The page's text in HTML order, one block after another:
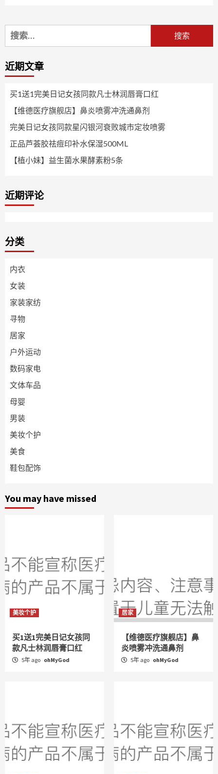
搜
索：
近期文章
买1送1完美日记女孩同款凡士林润唇膏口红
【维德医疗旗舰店】鼻炎喷雾冲洗通鼻剂
完美日记女孩同款星闪银河衰败城市定妆喷雾
正品芦荟胶祛痘印补水保湿500ML
【植小妹】益生菌水果酵素粉5条
近期评论
分类
内衣
女装
家装家纺
寻物
居家
户外运动
数码家电
文体车品
母婴
男装
美妆个护
美食
鞋包配饰
You may have missed
美妆个护
买1送1完美日记女孩同
款凡士林润唇膏口红
5年 ago ohMyGod
居家
【维德医疗旗舰店】鼻
炎喷雾冲洗通鼻剂
5年 ago ohMyGod